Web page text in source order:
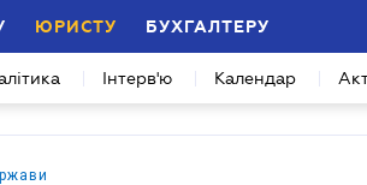
ЮРИСТУ БУХГАЛТЕРУ
Інтерв'ю Календар